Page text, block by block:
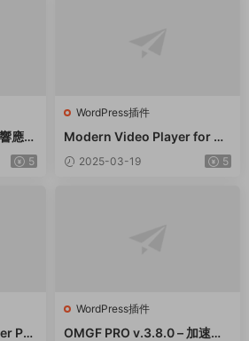
應式
件 –5
WordPress插件
Modern Video Player for W
ordPress – 功能強大的視頻和
音頻播放器 – v10.21
2025-03-19 5
Pro
WordPress插件
OMGF PRO v.3.8.0 – 加速谷